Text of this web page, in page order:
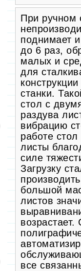
При ручном
поднимает
до 6 раз,
малых и
для
станки.
стол с
раздува
вибрацию
работе
листы
силе
Загрузку
большой
листов
все